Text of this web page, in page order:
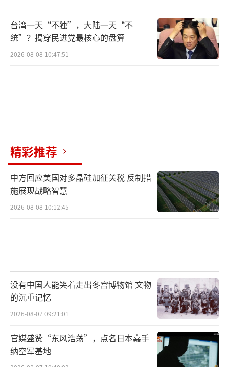
台湾一天“不独”，大陆一天“不
统”？揭穿民进党最核心的盘算
2026-08-08 10:47:51
精彩推荐
中方回应美国对多晶硅加征关税 反制措
施展现战略智慧
2026-08-08 10:12:45
没有中国人能笑着走出冬宫博物馆 文物
的沉重记忆
2026-08-07 09:21:01
官媒盛赞“东风浩荡”，点名日本嘉手
纳空军基地